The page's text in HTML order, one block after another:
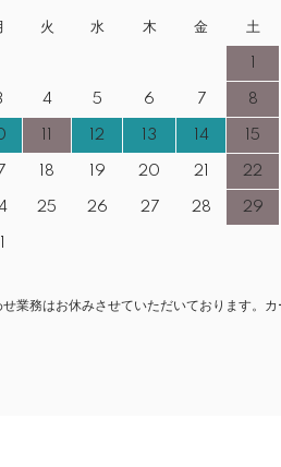
火 水 木 金 土
4 5 6 7 8
12 13 14 15
18 19 20 21 22
25 26 27 28 29
業務はお休みさせていただいております。カ